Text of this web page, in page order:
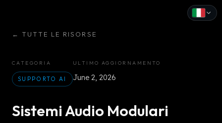
← TUTTE LE RISORSE
CATEGORIA
SUPPORTO AI
ULTIMO AGGIORNAMENTO
June 2, 2026
Sistemi Audio Modulari